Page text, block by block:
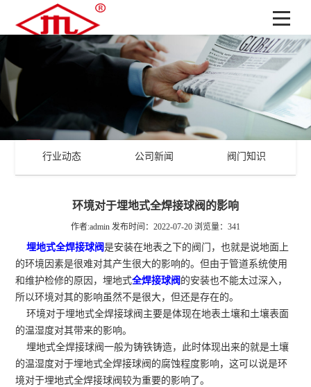
行业动态 公司新闻 阀门知识
环境对于埋地式全焊接球阀的影响
作者:admin 发布时间：2022-07-20 浏览量：341
埋地式全焊接球阀是安装在地表之下的阀门，也就是说地面上
的环境因素是很难对其产生很大的影响的。但由于管道系统使用
和维护检修的原因，埋地式全焊接球阀 的安装也不能太过深入，
所以环境对其的影响虽然不是很大，但还是存在的。
环境对于埋地式全焊接球阀 主要是体现在地表土壤和土壤表面
的温湿度对其带来的影响。
埋地式全焊接球阀一般为铸铁铸造，此时体现出来的就是土壤
的温湿度对于埋地式全焊接球阀的腐蚀程度影响，这可以说是环
境对于埋地式全焊接球阀较为重要的影响了。